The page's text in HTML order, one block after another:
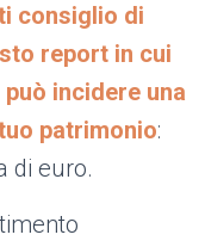
consiglio di
report in cui
incidere una
patrimonio:
di euro.